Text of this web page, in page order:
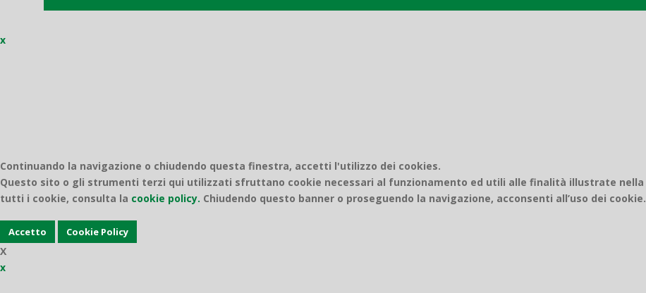
x
Continuando la navigazione o chiudendo questa finestra, accetti l'utilizzo dei cookies.
Questo sito o gli strumenti terzi qui utilizzati sfruttano cookie necessari al funzionamento ed utili alle finalità illustrate nella
tutti i cookie, consulta la cookie policy. Chiudendo questo banner o proseguendo la navigazione, acconsenti all’uso dei cookie.
Accetto Cookie Policy
X
x